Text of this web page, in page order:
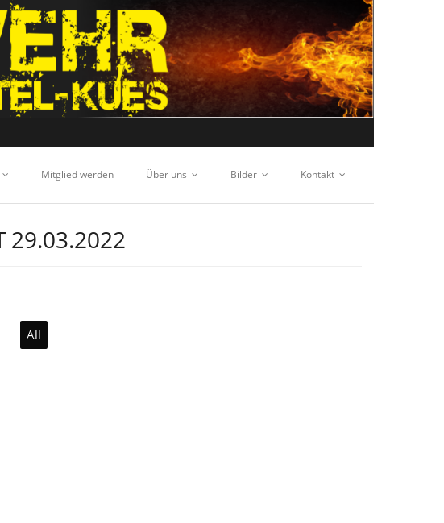
Mitglied werden Über uns Bilder Kontakt
29.03.2022
All